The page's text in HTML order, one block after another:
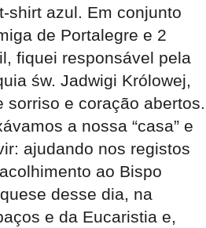
shirt azul. Em conjunto
de Portalegre e 2
fiquei responsável pela
św. Jadwigi Królowej,
e coração abertos.
a nossa “casa” e
ajudando nos registos
ao Bispo
desse dia, na
e da Eucaristia e,